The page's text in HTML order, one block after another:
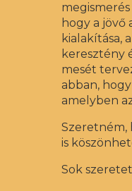
hogy a
kialakítása,
keresztény
mesét
abban,
amelyben
Szeretném,
is
Sok